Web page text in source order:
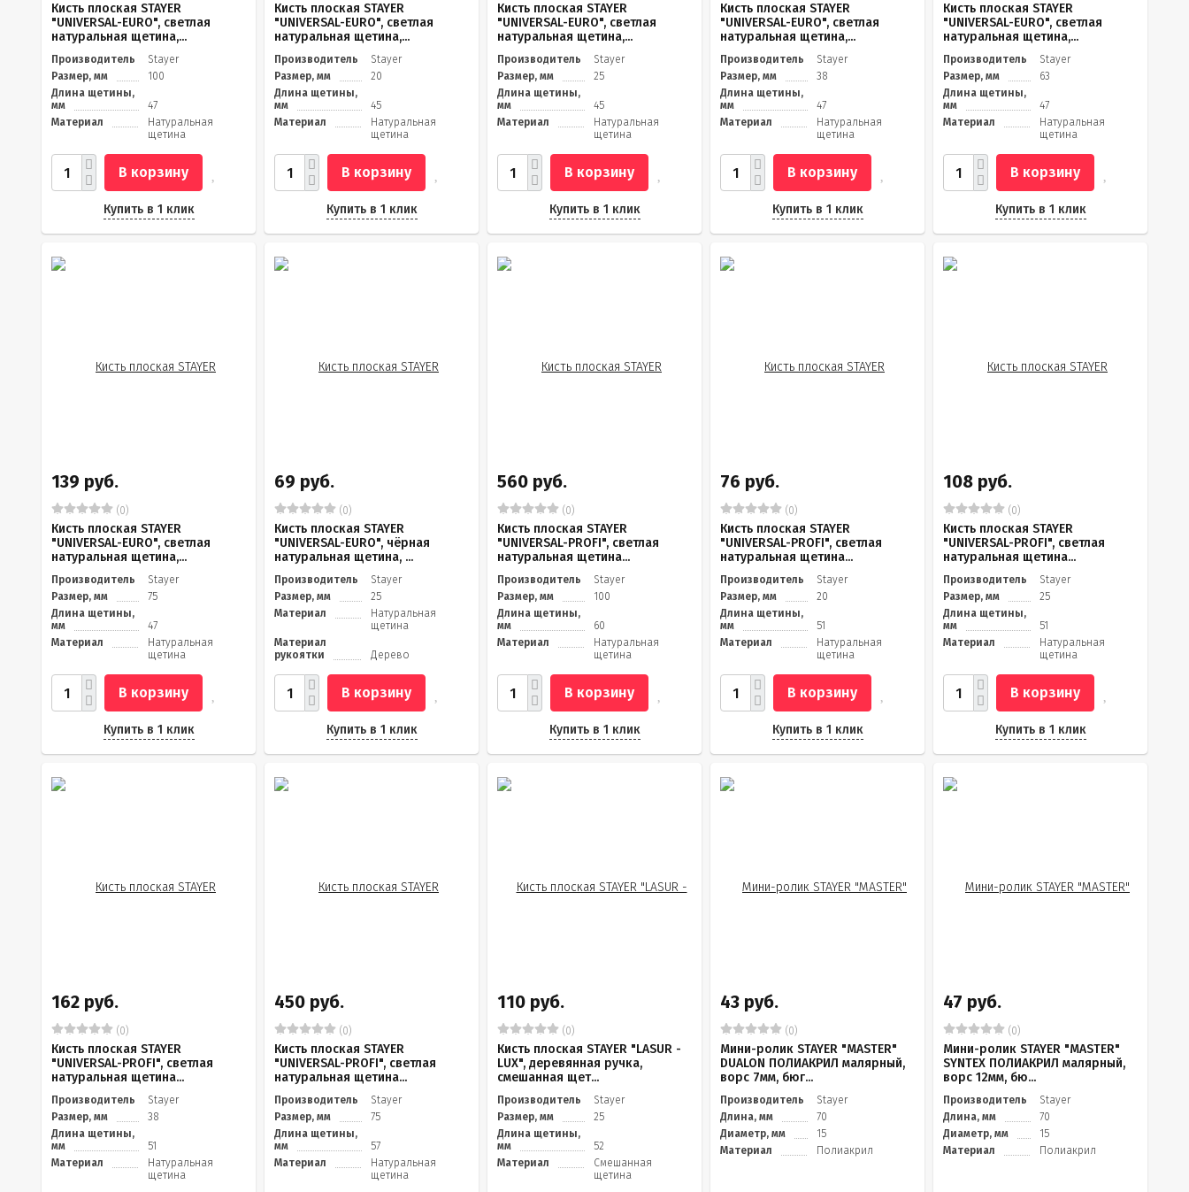
Кисть плоская STAYER
"UNIVERSAL-EURO", светлая
натуральная щетина,...
Производитель
Stayer
Размер, мм
100
Длина щетины,
мм
47
Материал
Натуральная
щетина
В корзину
Купить в 1 клик
Кисть плоская STAYER
"UNIVERSAL-EURO", светлая
натуральная щетина,...
Производитель
Stayer
Размер, мм
20
Длина щетины,
мм
45
Материал
Натуральная
щетина
В корзину
Купить в 1 клик
Кисть плоская STAYER
"UNIVERSAL-EURO", светлая
натуральная щетина,...
Производитель
Stayer
Размер, мм
25
Длина щетины,
мм
45
Материал
Натуральная
щетина
В корзину
Купить в 1 клик
Кисть плоская STAYER
"UNIVERSAL-EURO", светлая
натуральная щетина,...
Производитель
Stayer
Размер, мм
38
Длина щетины,
мм
47
Материал
Натуральная
щетина
В корзину
Купить в 1 клик
Кисть плоская STAYER
"UNIVERSAL-EURO", светлая
натуральная щетина,...
Производитель
Stayer
Размер, мм
63
Длина щетины,
мм
47
Материал
Натуральная
щетина
В корзину
Купить в 1 клик
139 руб.
(0)
Кисть плоская STAYER
"UNIVERSAL-EURO", светлая
натуральная щетина,...
Производитель
Stayer
Размер, мм
75
Длина щетины,
мм
47
Материал
Натуральная
щетина
В корзину
Купить в 1 клик
69 руб.
(0)
Кисть плоская STAYER
"UNIVERSAL-EURO", чёрная
натуральная щетина, ...
Производитель
Stayer
Размер, мм
25
Материал
Натуральная
щетина
Материал
рукоятки
Дерево
В корзину
Купить в 1 клик
560 руб.
(0)
Кисть плоская STAYER
"UNIVERSAL-PROFI", светлая
натуральная щетина...
Производитель
Stayer
Размер, мм
100
Длина щетины,
мм
60
Материал
Натуральная
щетина
В корзину
Купить в 1 клик
76 руб.
(0)
Кисть плоская STAYER
"UNIVERSAL-PROFI", светлая
натуральная щетина...
Производитель
Stayer
Размер, мм
20
Длина щетины,
мм
51
Материал
Натуральная
щетина
В корзину
Купить в 1 клик
108 руб.
(0)
Кисть плоская STAYER
"UNIVERSAL-PROFI", светлая
натуральная щетина...
Производитель
Stayer
Размер, мм
25
Длина щетины,
мм
51
Материал
Натуральная
щетина
В корзину
Купить в 1 клик
162 руб.
(0)
Кисть плоская STAYER
"UNIVERSAL-PROFI", светлая
натуральная щетина...
Производитель
Stayer
Размер, мм
38
Длина щетины,
мм
51
Материал
Натуральная
щетина
450 руб.
(0)
Кисть плоская STAYER
"UNIVERSAL-PROFI", светлая
натуральная щетина...
Производитель
Stayer
Размер, мм
75
Длина щетины,
мм
57
Материал
Натуральная
щетина
110 руб.
(0)
Кисть плоская STAYER "LASUR -
LUX", деревянная ручка,
смешанная щет...
Производитель
Stayer
Размер, мм
25
Длина щетины,
мм
52
Материал
Смешанная
щетина
43 руб.
(0)
Мини-ролик STAYER "MASTER"
DUALON ПОЛИАКРИЛ малярный,
ворс 7мм, бюг...
Производитель
Stayer
Длина, мм
70
Диаметр, мм
15
Материал
Полиакрил
47 руб.
(0)
Мини-ролик STAYER "MASTER"
SYNTEX ПОЛИАКРИЛ малярный,
ворс 12мм, бю...
Производитель
Stayer
Длина, мм
70
Диаметр, мм
15
Материал
Полиакрил